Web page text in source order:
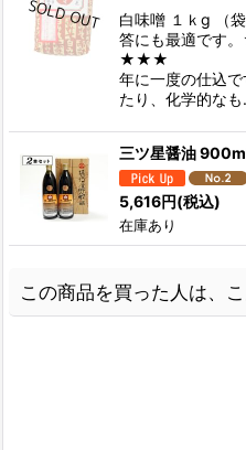
白味噌 １ｋg （
答にも最適です
★★★ (1)堀
年に一度の仕込
たり、化学的な
三ツ星醤油
5,616円(税込)
在庫あり
この商品を買った人は、